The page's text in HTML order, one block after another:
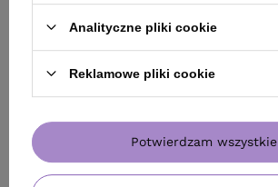
POLECANE
Analityczne pliki cookie
Reklamowe pliki cookie
Potwierdzam wszystkie